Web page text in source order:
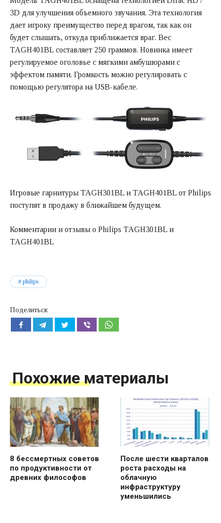
3D для улучшения объемного звучания. Эта технология
дает игроку преимущество перед врагом, так как он
будет слышать, откуда приближается враг. Вес
TAGH401BL составляет 250 граммов. Новинка имеет
регулируемое оголовье с мягкими амбушюрами с
эффектом памяти. Громкость можно регулировать с
помощью регулятора на USB-кабеле.
Игровые гарнитуры TAGH301BL и TAGH401BL от Philips
поступят в продажу в ближайшем будущем.
Комментарии и отзывы о Philips TAGH301BL и
TAGH401BL
philips
Поделиться:
Похожие материалы
8 бессмертных советов
по продуктивности от
древних философов
После шести кварталов
роста расходы на
облачную
инфраструктуру
уменьшились